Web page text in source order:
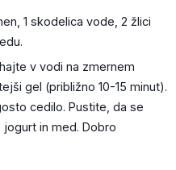
1 skodelica vode, 2 žlici
v vodi na zmernem
gel (približno 10-15 minut).
cedilo. Pustite, da se
in med. Dobro